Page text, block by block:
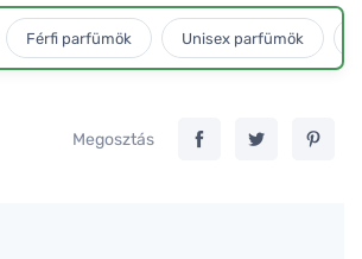
Férfi parfümök Unisex parfümök
Megosztás